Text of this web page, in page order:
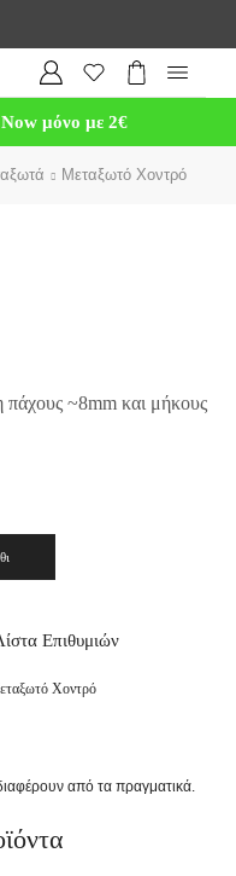
μόνο με 2€
Μεταξωτό Χοντρό
~8mm και μήκους
Επιθυμιών
Χοντρό
από τα πραγματικά.